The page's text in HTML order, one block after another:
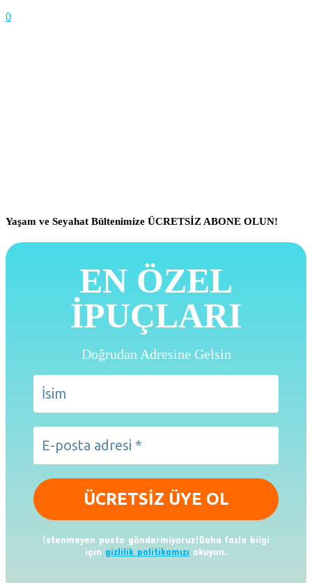
0
Yaşam ve Seyahat Bültenimize ÜCRETSİZ ABONE OLUN!
EN ÖZEL
İPUÇLARI
Doğrudan Adresine Gelsin
İstenmeyen posta göndermiyoruz!Daha fazla bilgi
için gizlilik politikamızı okuyun.